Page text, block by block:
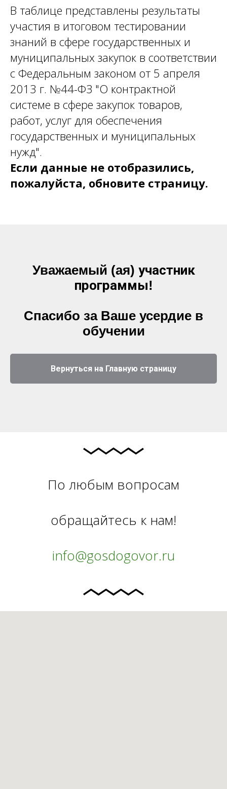
В таблице представлены результаты
участия в итоговом тестировании
знаний в сфере государственных и
муниципальных закупок в соответствии
с Федеральным законом от 5 апреля
2013 г. №44-ФЗ "О контрактной
системе в сфере закупок товаров,
работ, услуг для обеспечения
государственных и муниципальных
нужд".
Если данные не отобразились,
пожалуйста, обновите страницу.
Уважаемый (ая) участник
программы!
Спасибо за Ваше усердие в
обучении
Вернуться на Главную страницу
По любым вопросам
обращайтесь к нам!
info@gosdogovor.ru